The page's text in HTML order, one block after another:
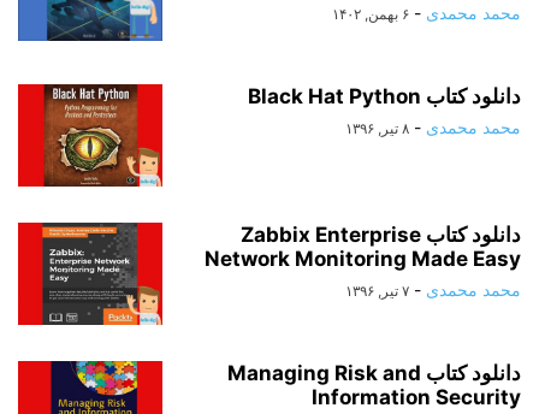
محمد محمدی - ۶ بهمن, ۱۴۰۲
دانلود کتاب Black Hat Python
محمد محمدی - ۸ تیر, ۱۳۹۶
دانلود کتاب Zabbix Enterprise
Network Monitoring Made Easy
محمد محمدی - ۷ تیر, ۱۳۹۶
دانلود کتاب Managing Risk and
Information Security